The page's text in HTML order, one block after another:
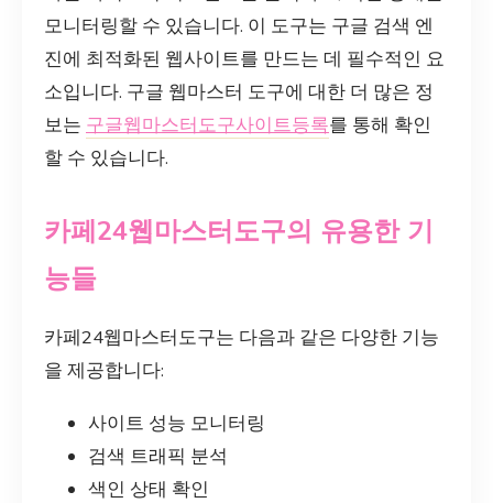
모니터링할 수 있습니다. 이 도구는 구글 검색 엔
진에 최적화된 웹사이트를 만드는 데 필수적인 요
소입니다. 구글 웹마스터 도구에 대한 더 많은 정
보는 구글웹마스터도구사이트등록를 통해 확인
할 수 있습니다.
카페24웹마스터도구의 유용한 기
능들
카페24웹마스터도구는 다음과 같은 다양한 기능
을 제공합니다:
사이트 성능 모니터링
검색 트래픽 분석
색인 상태 확인